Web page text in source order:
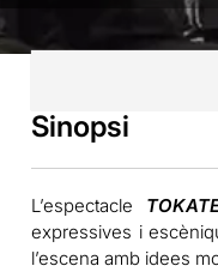
Sinopsi
L’espectacle
expressives i
l’escena amb idees